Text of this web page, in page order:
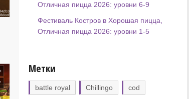
Отличная пицца 2026: уровни 6-9
Фестиваль Костров в Хорошая пицца,
Отличная пицца 2026: уровни 1-5
Метки
battle royal Chillingo cod